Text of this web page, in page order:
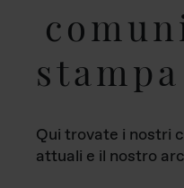
stampa
Qui trovate i nostri
attuali e il nostro